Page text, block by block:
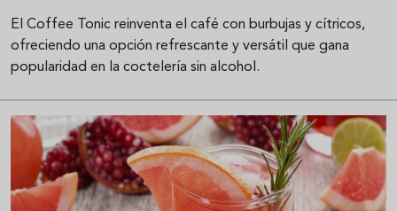
El Coffee Tonic reinventa el café con burbujas y cítricos,
ofreciendo una opción refrescante y versátil que gana
popularidad en la coctelería sin alcohol.